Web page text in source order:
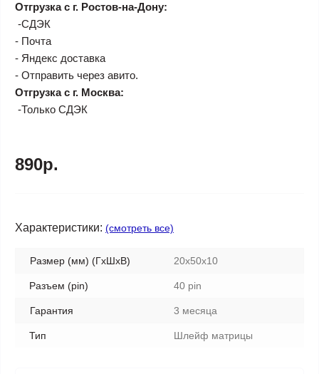
Отгрузка с г. Ростов-на-Дону:
-СДЭК
- Почта
- Яндекс доставка
- Отправить через авито.
Отгрузка с г. Москва:
-Только СДЭК
890р.
Характеристики: (смотреть все)
Размер (мм) (ГхШхВ) 20x50x10
Разъем (pin) 40 pin
Гарантия 3 месяца
Тип Шлейф матрицы